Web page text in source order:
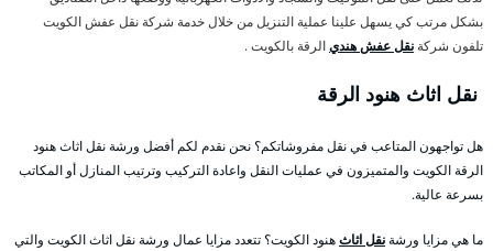
بشكل مرتب كي يسهل علينا عملية التنزيل من خلال خدمة شركة نقل عفش الكويت
تلفون شركة نقل عفش هنديالرقة بالكويت .
نقل اثاث هنود الرقة
هل تواجهون المتاعب في نقل مفروشاتكم؟ نحن نقدم لكم أفضل ورشة نقل اثاث هنود
الرقة الكويت والمتميزون في عمليات النقل واعادة التركيب وترتيب المنازل أو المكاتب
بسرعة عالية.
ما هي مزايا ورشةنقل اثاثهنود الكويت؟ تتعدد مزايا عمال ورشة نقل اثاث الكويت والتي